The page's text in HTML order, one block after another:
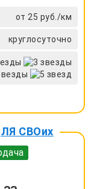
от 25 руб./км
круглосуточно
СВОих